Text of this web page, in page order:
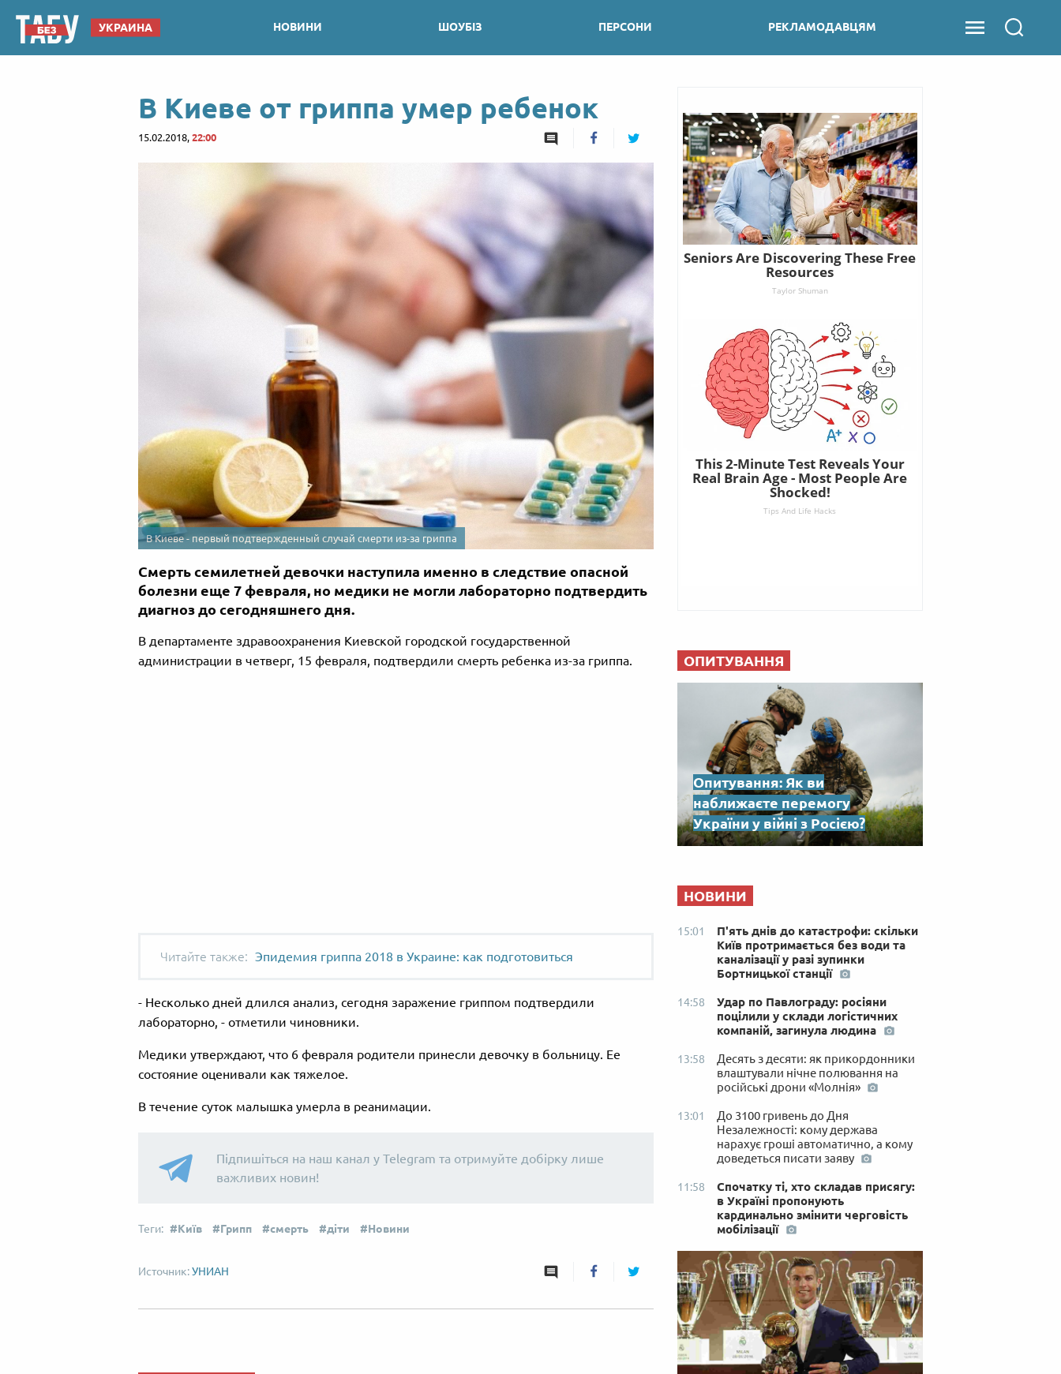
УКРАИНА НОВИНИ ШОУБІЗ ПЕРСОНИ РЕКЛАМОДАВЦЯМ
В Киеве от гриппа умер ребенок
15.02.2018, 22:00
В Киеве - первый подтвержденный случай смерти из-за гриппа
Смерть семилетней девочки наступила именно в следствие опасной
болезни еще 7 февраля, но медики не могли лабораторно подтвердить
диагноз до сегодняшнего дня.
В департаменте здравоохранения Киевской городской государственной
администрации в четверг, 15 февраля, подтвердили смерть ребенка из-за гриппа.
Эпидемия гриппа 2018 в Украине: как подготовиться
- Несколько дней длился анализ, сегодня заражение гриппом подтвердили
лабораторно, - отметили чиновники.
Медики утверждают, что 6 февраля родители принесли девочку в больницу. Ее
состояние оценивали как тяжелое.
В течение суток малышка умерла в реанимации.
Підпишіться на наш канал у Telegram та отримуйте добірку лише
важливих новин!
Київ Грипп смерть діти Новини
УНИАН
ОПИТУВАННЯ
Опитування: Як ви
наближаєте перемогу
України у війні з Росією?
НОВИНИ
15:01
П'ять днів до катастрофи: скільки
Київ протримається без води та
каналізації у разі зупинки
Бортницької станції
14:58
Удар по Павлограду: росіяни
поцілили у склади логістичних
компаній, загинула людина
13:58
Десять з десяти: як прикордонники
влаштували нічне полювання на
російські дрони «Молнія»
13:01
До 3100 гривень до Дня
Незалежності: кому держава
нарахує гроші автоматично, а кому
доведеться писати заяву
11:58
Спочатку ті, хто складав присягу:
в Україні пропонують
кардинально змінити черговість
мобілізації